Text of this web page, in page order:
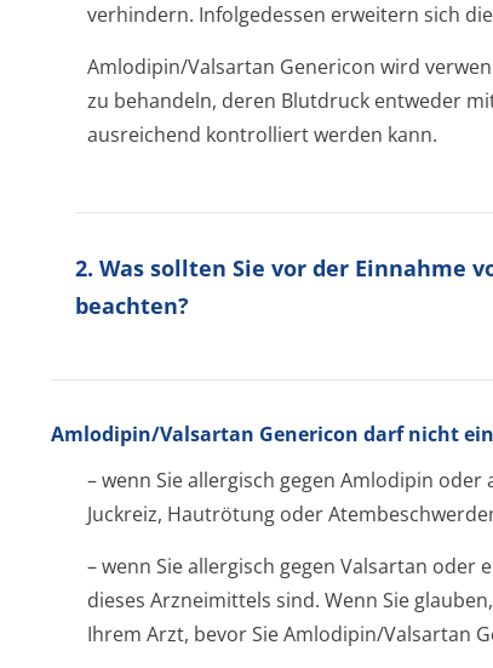
verhindern. Infolgedessen erweitern sich
Amlodipin/Valsartan Genericon wird
zu behandeln, deren Blutdruck entweder
ausreichend kontrolliert werden kann.
2. Was sollten Sie vor der Einnahme
beachten?
Amlodipin/Val­sartan Genericon darf nicht
– wenn Sie allergisch gegen Amlodipin
Juckreiz, Hautrötung oder
– wenn Sie allergisch gegen Valsartan
dieses Arzneimittels sind. Wenn Sie
Ihrem Arzt, bevor Sie Amlodipin/Valsartan